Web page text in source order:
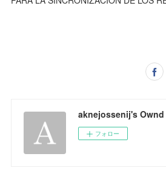
aknejossenij's Ownd
フォロー